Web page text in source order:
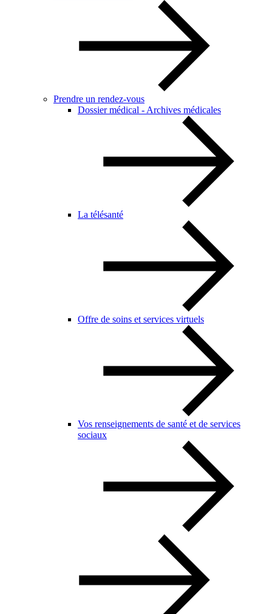
Prendre un rendez-vous
Dossier médical - Archives médicales
La télésanté
Offre de soins et services virtuels
Vos renseignements de santé et de services
sociaux